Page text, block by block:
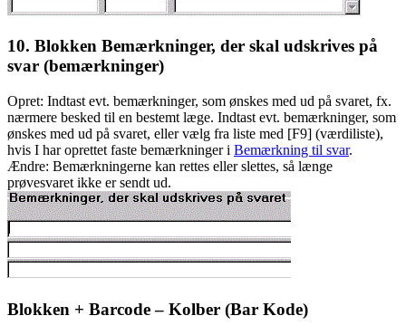
10. Blokken Bemærkninger, der skal udskrives på
svar (bemærkninger)
Opret: Indtast evt. bemærkninger, som ønskes med ud på svaret, fx.
nærmere besked til en bestemt læge. Indtast evt. bemærkninger, som
ønskes med ud på svaret, eller vælg fra liste med [F9] (værdiliste),
hvis I har oprettet faste bemærkninger i Bemærkning til svar.
Ændre: Bemærkningerne kan rettes eller slettes, så længe
prøvesvaret ikke er sendt ud.
Blokken + Barcode – Kolber (Bar Kode)